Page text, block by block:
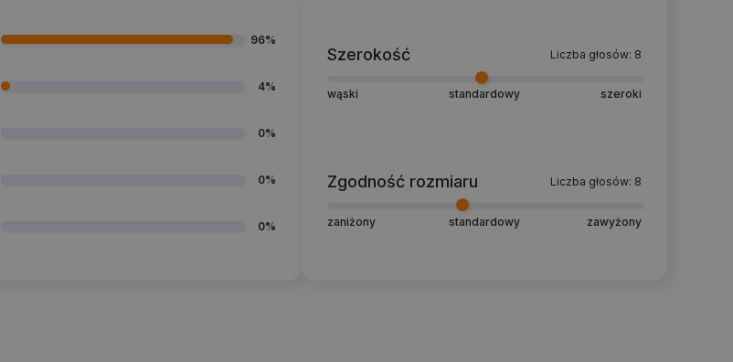
96%
4%
0%
0%
0%
Szerokość Liczba głosów: 8
wąski standardowy szeroki
Zgodność rozmiaru Liczba głosów: 8
zaniżony standardowy zawyżony